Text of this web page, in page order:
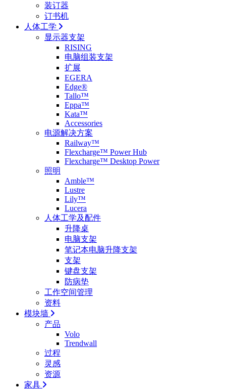
装订器
订书机
人体工学
显示器支架
RISING
电脑组装支架
扩展
EGERA
Edge®
Tallo™
Eppa™
Kata™
Accessories
电源解决方案
Railway™
Flexcharge™ Power Hub
Flexcharge™ Desktop Power
照明
Amble™
Lustre
Lily™
Lucera
人体工学及配件
升降桌
电脑支架
笔记本电脑升降支架
支架
键盘支架
防病垫
工作空间管理
资料
模块墙
产品
Volo
Trendwall
过程
灵感
资源
家具